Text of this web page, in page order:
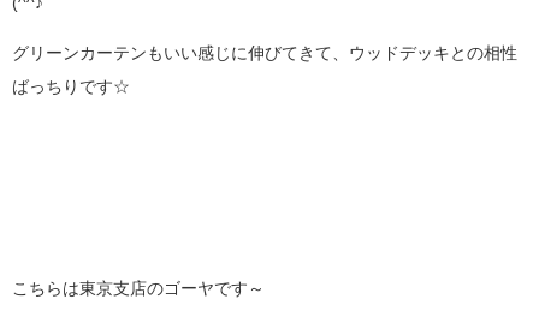
グリーンカーテンもいい感じに伸びてきて、ウッドデッキとの相性
ばっちりです☆
こちらは東京支店のゴーヤです～